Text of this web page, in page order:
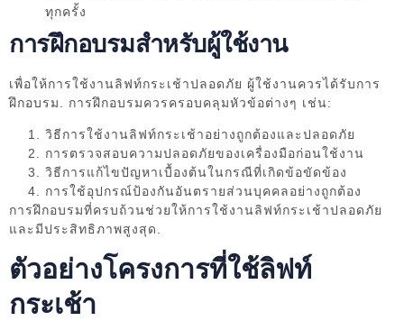
ทุกครั้ง
การฝึกอบรมสำหรับผู้ใช้งาน
เพื่อให้การใช้งานลิฟท์กระเช้าปลอดภัย ผู้ใช้งานควรได้รับการ
ฝึกอบรม. การฝึกอบรมควรครอบคลุมหัวข้อต่างๆ เช่น:
วิธีการใช้งานลิฟท์กระเช้าอย่างถูกต้องและปลอดภัย
การตรวจสอบความปลอดภัยของเครื่องมือก่อนใช้งาน
วิธีการแก้ไขปัญหาเบื้องต้นในกรณีที่เกิดข้อขัดข้อง
การใช้อุปกรณ์ป้องกันอันตรายส่วนบุคคลอย่างถูกต้อง
การฝึกอบรมที่ครบถ้วนช่วยให้การใช้งานลิฟท์กระเช้าปลอดภัย
และมีประสิทธิภาพสูงสุด.
ตัวอย่างโครงการที่ใช้ลิฟท์
กระเช้า